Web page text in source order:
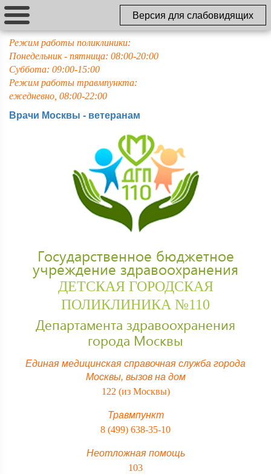
Версия для слабовидящих
Режим работы поликлиники:
Понедельник - пятница: 08:00-20:00
Суббота: 09:00-15:00
Режим работы травмпункта:
ежедневно, 08:00-22:00
Врачи Москвы - ветеранам
Государственное бюджетное
учреждение здравоохранения
ДЕТСКАЯ ГОРОДСКАЯ
ПОЛИКЛИНИКА №110
Департамента здравоохранения
города Москвы
Единая медицинская справочная служба города
Москвы, вызов на дом
122 (из Москвы)
Травмпункт
8 (499) 638-35-10
Неотложная помощь
103